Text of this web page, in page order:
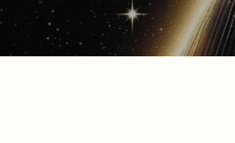
BY DELIGHT